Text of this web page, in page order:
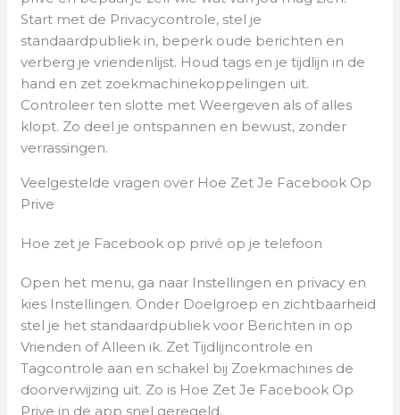
Start met de Privacycontrole, stel je
standaardpubliek in, beperk oude berichten en
verberg je vriendenlijst. Houd tags en je tijdlijn in de
hand en zet zoekmachinekoppelingen uit.
Controleer ten slotte met Weergeven als of alles
klopt. Zo deel je ontspannen en bewust, zonder
verrassingen.
Veelgestelde vragen over Hoe Zet Je Facebook Op
Prive
Hoe zet je Facebook op privé op je telefoon
Open het menu, ga naar Instellingen en privacy en
kies Instellingen. Onder Doelgroep en zichtbaarheid
stel je het standaardpubliek voor Berichten in op
Vrienden of Alleen ik. Zet Tijdlijncontrole en
Tagcontrole aan en schakel bij Zoekmachines de
doorverwijzing uit. Zo is Hoe Zet Je Facebook Op
Prive in de app snel geregeld.